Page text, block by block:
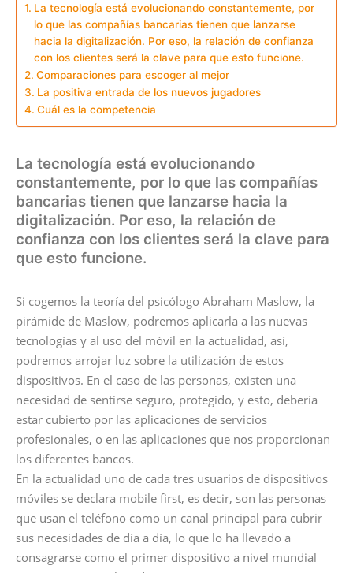
La tecnología está evolucionando constantemente, por
lo que las compañías bancarias tienen que lanzarse
hacia la digitalización. Por eso, la relación de confianza
con los clientes será la clave para que esto funcione.
Comparaciones para escoger al mejor
La positiva entrada de los nuevos jugadores
Cuál es la competencia
La tecnología está evolucionando
constantemente, por lo que las compañías
bancarias tienen que lanzarse hacia la
digitalización. Por eso, la relación de
confianza con los clientes será la clave para
que esto funcione.
Si cogemos la teoría del psicólogo Abraham Maslow, la
pirámide de Maslow, podremos aplicarla a las nuevas
tecnologías y al uso del móvil en la actualidad, así,
podremos arrojar luz sobre la utilización de estos
dispositivos. En el caso de las personas, existen una
necesidad de sentirse seguro, protegido, y esto, debería
estar cubierto por las aplicaciones de servicios
profesionales, o en las aplicaciones que nos proporcionan
los diferentes bancos.
En la actualidad uno de cada tres usuarios de dispositivos
móviles se declara mobile first, es decir, son las personas
que usan el teléfono como un canal principal para cubrir
sus necesidades de día a día, lo que lo ha llevado a
consagrarse como el primer dispositivo a nivel mundial